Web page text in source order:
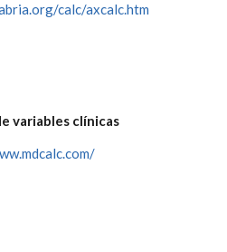
calc/axcalc.htm
variables clínicas